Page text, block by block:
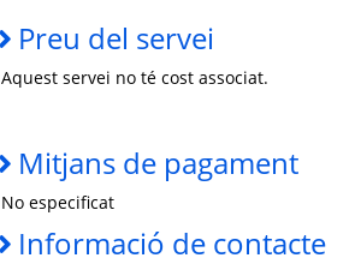
Preu del servei
Aquest servei no té cost associat.
Mitjans de pagament
No especificat
Informació de contacte